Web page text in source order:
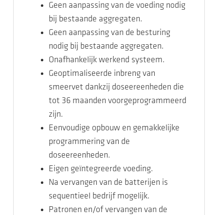
Geen aanpassing van de voeding nodig
bij bestaande aggregaten.
Geen aanpassing van de besturing
nodig bij bestaande aggregaten.
Onafhankelijk werkend systeem.
Geoptimaliseerde inbreng van
smeervet dankzij doseereenheden die
tot 36 maanden voorgeprogrammeerd
zijn.
Eenvoudige opbouw en gemakkelijke
programmering van de
doseereenheden.
Eigen geïntegreerde voeding.
Na vervangen van de batterijen is
sequentieel bedrijf mogelijk.
Patronen en/of vervangen van de